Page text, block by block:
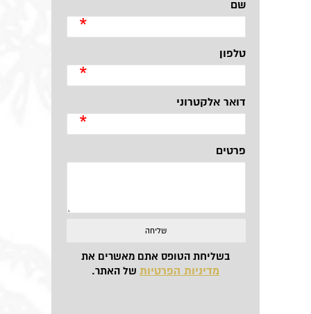
שם
*
טלפון
*
דואר אלקטרוני
*
פרטים
בשליחת הטופס אתם מאשרים את
מדיניות הפרטיות של האתר.